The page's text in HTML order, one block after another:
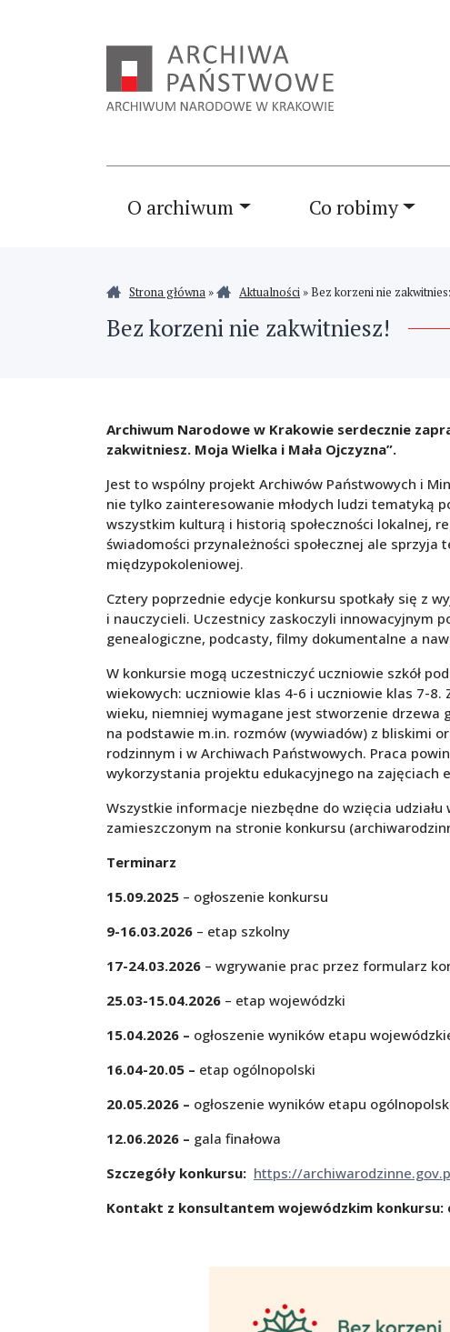
O archiwum Co robimy
Strona główna » Aktualności »Bez korzeni nie
Bez korzeni nie zakwitniesz!
Archiwum Narodowe w Krakowie serdecznie
zakwitniesz. Moja Wielka i Mała Ojczyzna”.
Jest to wspólny projekt Archiwów Państwowych i
nie tylko zainteresowanie młodych ludzi tematyką
wszystkim kulturą i historią społeczności lokalnej,
świadomości przynależności społecznej ale sprzyja
międzypokoleniowej.
Cztery poprzednie edycje konkursu spotkały się z
i nauczycieli. Uczestnicy zaskoczyli innowacyjnym
genealogiczne, podcasty, filmy dokumentalne a
W konkursie mogą uczestniczyć uczniowie szkół
wiekowych: uczniowie klas 4-6 i uczniowie klas 7-
wieku, niemniej wymagane jest stworzenie drzewa
na podstawie m.in. rozmów (wywiadów) z bliskimi
rodzinnym i w Archiwach Państwowych. Praca
wykorzystania projektu edukacyjnego na zajęciach
Wszystkie informacje niezbędne do wzięcia
zamieszczonym na stronie konkursu
Terminarz
15.09.2025 – ogłoszenie konkursu
9-16.03.2026 – etap szkolny
17-24.03.2026 – wgrywanie prac przez formularz
25.03-15.04.2026 – etap wojewódzki
15.04.2026 – ogłoszenie wyników etapu
16.04-20.05 – etap ogólnopolski
20.05.2026 – ogłoszenie wyników etapu
12.06.2026 – gala finałowa
Szczegóły konkursu: https://
Kontakt z konsultantem wojewódzkim konkursu: